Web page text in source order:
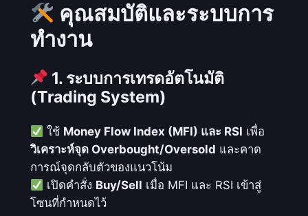
E
เ
ร
ด
ต
โ
น
มั
ติ
คุณสมบัติและระบบการ
ทำงาน
1. ระบบการเทรดอัตโนมัติ
(Trading System)
ใช้ Money Flow Index (MFI) และ RSI เพื่อ
วิเคราะห์จุด Overbought/Oversold และคาด
การณ์จุดกลับตัวของแนวโน้ม
เปิดคำสั่ง Buy/Sell เมื่อ MFI และ RSI เข้าสู่
โซนที่กำหนดไว้